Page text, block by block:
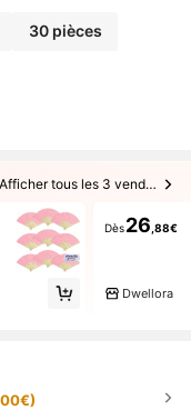
30 pièces
Afficher tous les 3 vendeurs
Dès 26 ,88€
Dwellora